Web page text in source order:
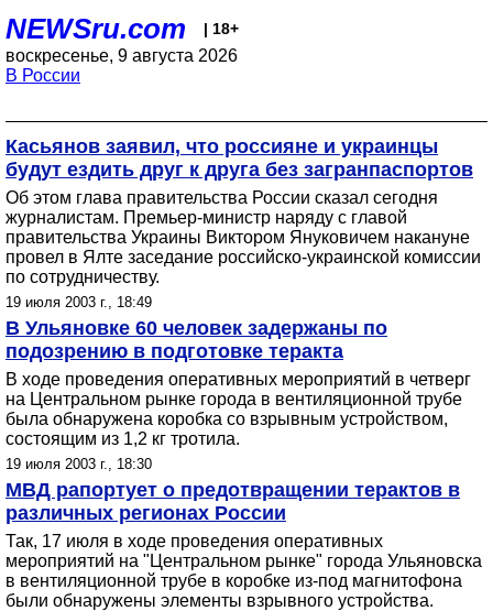
NEWSru.com | 18+
воскресенье, 9 августа 2026
В России
Касьянов заявил, что россияне и украинцы
будут ездить друг к друга без загранпаспортов
Об этом глава правительства России сказал сегодня
журналистам. Премьер-министр наряду с главой
правительства Украины Виктором Януковичем накануне
провел в Ялте заседание российско-украинской комиссии
по сотрудничеству.
19 июля 2003 г., 18:49
В Ульяновке 60 человек задержаны по
подозрению в подготовке теракта
В ходе проведения оперативных мероприятий в четверг
на Центральном рынке города в вентиляционной трубе
была обнаружена коробка со взрывным устройством,
состоящим из 1,2 кг тротила.
19 июля 2003 г., 18:30
МВД рапортует о предотвращении терактов в
различных регионах России
Так, 17 июля в ходе проведения оперативных
мероприятий на "Центральном рынке" города Ульяновска
в вентиляционной трубе в коробке из-под магнитофона
были обнаружены элементы взрывного устройства.